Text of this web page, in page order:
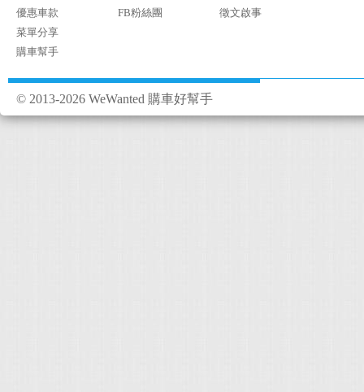
優惠車款
菜單分享
購車幫手
FB粉絲團
徵文啟事
© 2013-2026 WeWanted 購車好幫手